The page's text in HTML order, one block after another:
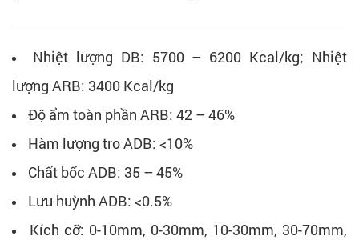
Nhiệt lượng DB: 5700 – 6200 Kcal/kg; Nhiệt
lượng ARB: 3400 Kcal/kg
Độ ẩm toàn phần ARB: 42 – 46%
Hàm lượng tro ADB: <10%
Chất bốc ADB: 35 – 45%
Lưu huỳnh ADB: <0.5%
Kích cỡ: 0-10mm, 0-30mm, 10-30mm, 30-70mm,